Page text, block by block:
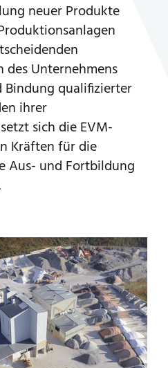
neuer Produkte
des Unternehmens
qualifizierter
ihrer
sich die EVM-
Kräften für die
Aus- und Fortbildung